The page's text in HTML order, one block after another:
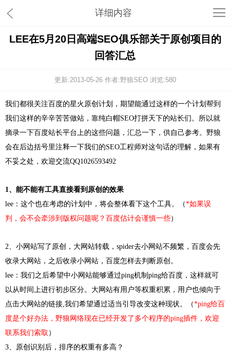
详细内容
LEE在5月20日高端SEO俱乐部关于原创项目的
回答汇总
更新:2013-05-26 作者:野狼SEO 浏览:580
我们都很关注百度的星火原创计划，期望能通过这样的一个计划帮到
我们这样的辛辛苦苦做站，靠纯白帽SEO打拼天下的站长们。所以就
摘录一下百度站长平台上的这些问题，汇总一下，供自己参考。野狼
会在后边括号里注释一下我们的SEO工程师对这句话的理解，如果有
不妥之处，欢迎交流QQ1026593492
1、能不能有工具直接看到原创的效果
lee：这个也在考虑的计划中，将会整体看下这个工具。（*如果误
判，会不会牵涉到版权问题呢？百度估计会谨慎一些）
2、小网站写了原创，大网站转载，spider去小网站不频繁，百度会先
收录大网站，之后收录小网站，百度怎样去判断原创。
lee：我们之后希望中小网站能够通过ping机制ping给百度，这样就可
以从时间上进行初步区分。大网站有用户等权重积累，用户也倾向于
点击大网站的链接,我们希望通过适当引导改变这种现状。（*ping给百
度是个好办法，野狼网络现在已经开发了多个程序的ping插件，欢迎
联系我们索取 ）
3、原创识别后，排序的权重有多高？